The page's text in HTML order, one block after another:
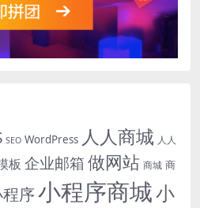
SEO WordPress 人人商城 人人
板 企业邮箱 做网站 商城 商
序小程序商城小